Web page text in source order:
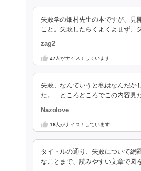
失敗学の畑村先生の本ですが、見
こと。失敗したらくよくよせず、
zag2
27人がナイス！しています
失敗、なんていうと私はなんだか
た。 ところどころでこの内容見
Nazolove
18人がナイス！しています
タイトルの通り、失敗について網
なことまで、読みやすい文章で図